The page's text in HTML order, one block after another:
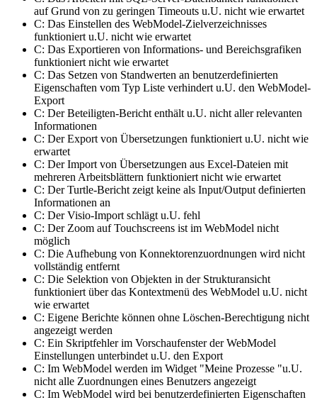
auf Grund von zu geringen Timeouts u.U. nicht wie erwartet
C: Das Einstellen des WebModel-Zielverzeichnisses
funktioniert u.U. nicht wie erwartet
C: Das Exportieren von Informations- und Bereichsgrafiken
funktioniert nicht wie erwartet
C: Das Setzen von Standwerten an benutzerdefinierten
Eigenschaften vom Typ Liste verhindert u.U. den WebModel-
Export
C: Der Beteiligten-Bericht enthält u.U. nicht aller relevanten
Informationen
C: Der Export von Übersetzungen funktioniert u.U. nicht wie
erwartet
C: Der Import von Übersetzungen aus Excel-Dateien mit
mehreren Arbeitsblättern funktioniert nicht wie erwartet
C: Der Turtle-Bericht zeigt keine als Input/Output definierten
Informationen an
C: Der Visio-Import schlägt u.U. fehl
C: Der Zoom auf Touchscreens ist im WebModel nicht
möglich
C: Die Aufhebung von Konnektorenzuordnungen wird nicht
vollständig entfernt
C: Die Selektion von Objekten in der Strukturansicht
funktioniert über das Kontextmenü des WebModel u.U. nicht
wie erwartet
C: Eigene Berichte können ohne Löschen-Berechtigung nicht
angezeigt werden
C: Ein Skriptfehler im Vorschaufenster der WebModel
Einstellungen unterbindet u.U. den Export
C: Im WebModel werden im Widget "Meine Prozesse "u.U.
nicht alle Zuordnungen eines Benutzers angezeigt
C: Im WebModel wird bei benutzerdefinierten Eigenschaften